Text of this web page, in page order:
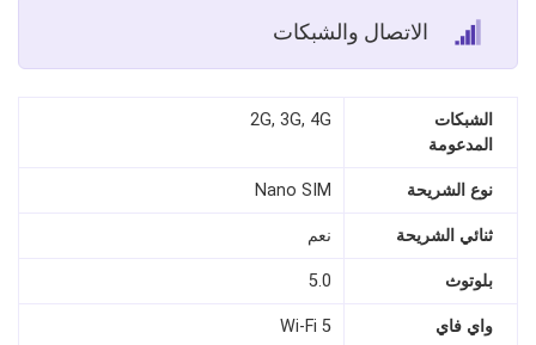
الاتصال والشبكات
الشبكات
المدعومة
2G, 3G, 4G
نوع الشريحة Nano SIM
ثنائي الشريحة نعم
بلوتوث 5.0
واي فاي Wi-Fi 5